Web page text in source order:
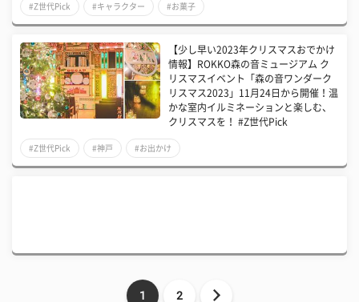
#Z世代Pick #キャラクター #お菓子
【少し早い2023年クリスマスおでかけ
情報】ROKKO森の音ミュージアム ク
リスマスイベント「森の音ワンダーク
リスマス2023」11月24日から開催！温
かな室内イルミネーションと楽しむ、
クリスマスを！ #Z世代Pick
#Z世代Pick #神戸 #お出かけ
1 2